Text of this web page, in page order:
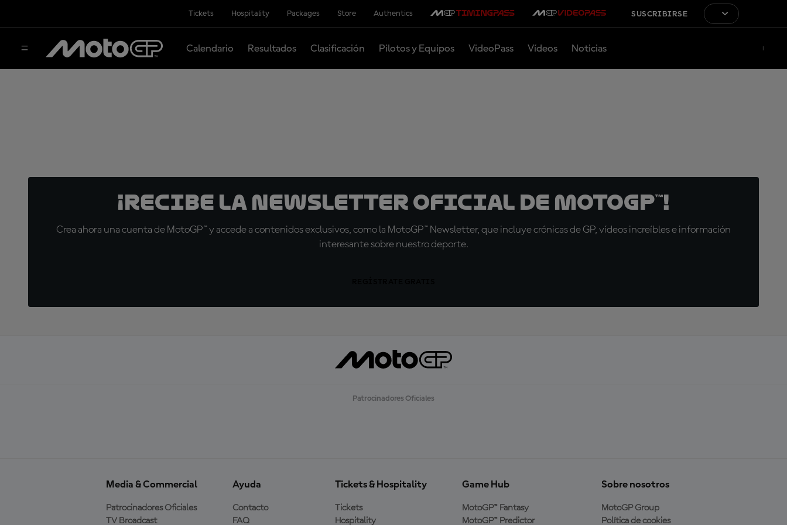
Tickets Hospitality Packages Store Authentics SUSCRIBIRSE
Calendario Resultados Clasificación Pilotos y Equipos VideoPass Vídeos Noticias
¡Recibe la Newsletter oficial de MotoGP™!
Crea ahora una cuenta de MotoGP™ y accede a contenidos exclusivos, como la MotoGP™ Newsletter, que incluye crónicas de GP, vídeos increíbles e información
interesante sobre nuestro deporte.
Patrocinadores Oficiales
Media & Commercial
Patrocinadores Oficiales
TV Broadcast
Ayuda
Contacto
FAQ
Tickets & Hospitality
Tickets
Hospitality
Game Hub
MotoGP™ Fantasy
MotoGP™ Predictor
Sobre nosotros
MotoGP Group
Política de cookies